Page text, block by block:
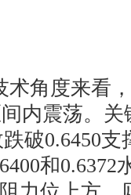
角度来看，
内震荡。
破0.6450
和0.6372